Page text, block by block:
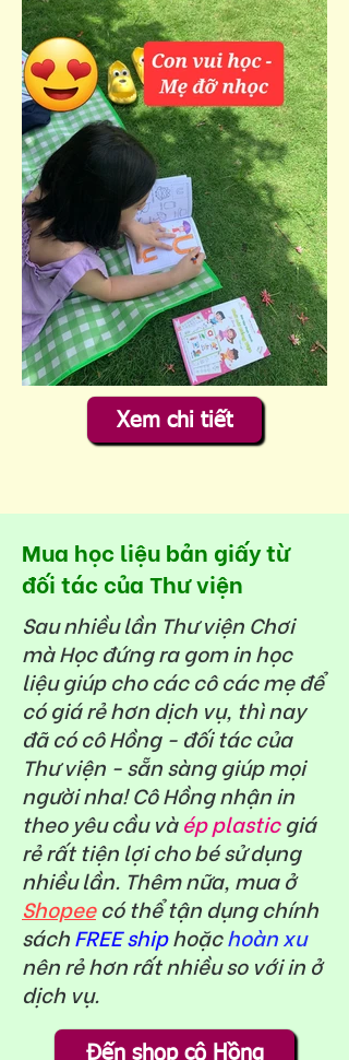
Xem chi tiết
Mua học liệu bản giấy từ
đối tác của Thư viện
Sau nhiều lần Thư viện Chơi
mà Học đứng ra gom in học
liệu giúp cho các cô các mẹ để
có giá rẻ hơn dịch vụ, thì nay
đã có cô Hồng - đối tác của
Thư viện - sẵn sàng giúp mọi
người nha! Cô Hồng nhận in
theo yêu cầu vàép plasticgiá
rẻ rất tiện lợi cho bé sử dụng
nhiều lần. Thêm nữa, mua ở
Shopeecó thể tận dụng chính
sáchFREE shiphoặchoàn xu
nên rẻ hơn rất nhiều so với in ở
dịch vụ.
Đến shop cô Hồng